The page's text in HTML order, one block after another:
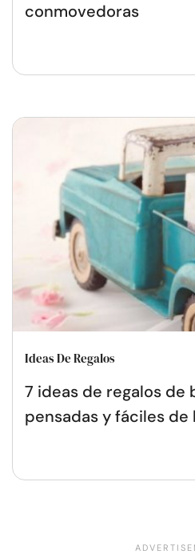
conmovedoras
Ideas De Regalos
7 ideas de regalos de
pensadas y fáciles de